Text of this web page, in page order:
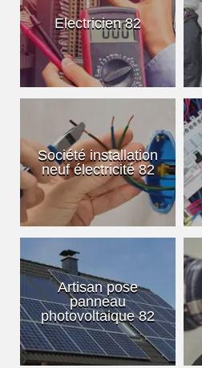
Electricien 82
Société installation
neuf électricité 82
Artisan pose
panneau
photovoltaique 82